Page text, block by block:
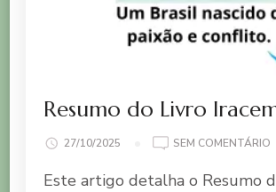
Resumo do Livro
27/10/2025 SEM COMENTÁRIO
Este artigo detalha o Resumo